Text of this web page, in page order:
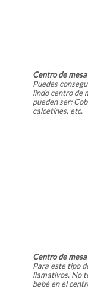
Centro de
Puedes
lindo centro de
pueden ser:
calcetines, etc.
Centro de
Para este tipo
llamativos. No
bebé en el